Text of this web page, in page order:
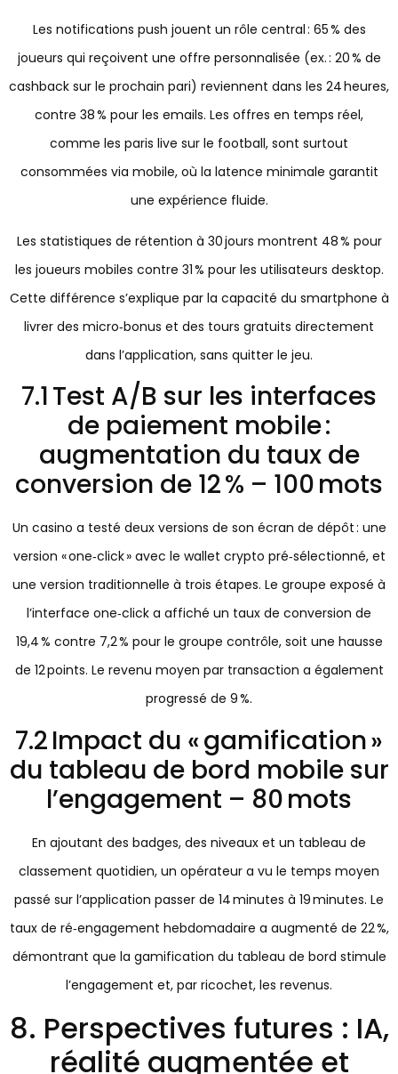
Les notifications push jouent un rôle central : 65 % des
joueurs qui reçoivent une offre personnalisée (ex. : 20 % de
cashback sur le prochain pari) reviennent dans les 24 heures,
contre 38 % pour les emails. Les offres en temps réel,
comme les paris live sur le football, sont surtout
consommées via mobile, où la latence minimale garantit
une expérience fluide.
Les statistiques de rétention à 30 jours montrent 48 % pour
les joueurs mobiles contre 31 % pour les utilisateurs desktop.
Cette différence s’explique par la capacité du smartphone à
livrer des micro‑bonus et des tours gratuits directement
dans l’application, sans quitter le jeu.
7.1 Test A/B sur les interfaces
de paiement mobile :
augmentation du taux de
conversion de 12 % – 100 mots
Un casino a testé deux versions de son écran de dépôt : une
version « one‑click » avec le wallet crypto pré‑sélectionné, et
une version traditionnelle à trois étapes. Le groupe exposé à
l’interface one‑click a affiché un taux de conversion de
19,4 % contre 7,2 % pour le groupe contrôle, soit une hausse
de 12 points. Le revenu moyen par transaction a également
progressé de 9 %.
7.2 Impact du « gamification »
du tableau de bord mobile sur
l’engagement – 80 mots
En ajoutant des badges, des niveaux et un tableau de
classement quotidien, un opérateur a vu le temps moyen
passé sur l’application passer de 14 minutes à 19 minutes. Le
taux de ré‑engagement hebdomadaire a augmenté de 22 %,
démontrant que la gamification du tableau de bord stimule
l’engagement et, par ricochet, les revenus.
8. Perspectives futures : IA,
réalité augmentée et